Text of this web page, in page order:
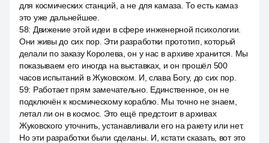
для космических станций, а не для камаза. То есть камаз
это уже дальнейшее.
58: Движение этой идеи в сфере инженерной психологии.
Они живы до сих пор. Эти разработки прототип, который
делали по заказу Королева, он у нас в архиве хранится. Мы
показываем его иногда на выставках, и он прошёл 500
часов испытаний в Жуковском. И, слава Богу, до сих пор.
59: Работает прям замечательно. Единственное, он не
подключён к космическому кораблю. Мы точно не знаем,
летал ли он в космос. Это ещё предстоит в архивах
Жуковского уточнить, устанавливали его на ракету или нет.
Но эти разработки были сделаны. И, кстати сказать, вот это